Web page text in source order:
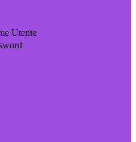
Utente